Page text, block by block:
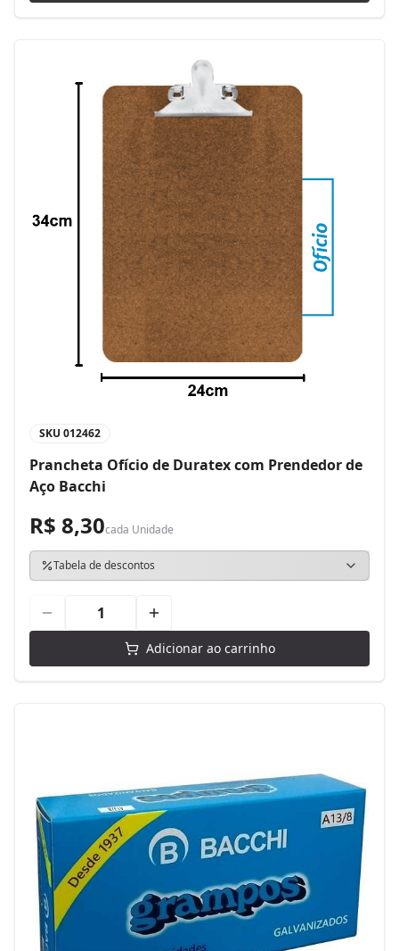
SKU 012462
Prancheta Ofício de Duratex com Prendedor de
Aço Bacchi
R$ 8,30cada Unidade
Tabela de descontos
Adicionar ao carrinho